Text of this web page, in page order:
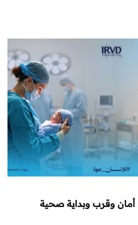
أمان وقرب وبداية صحية